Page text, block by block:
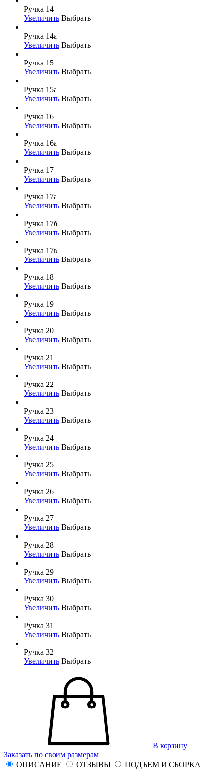
Ручка 14
Увеличить Выбрать
Ручка 14а
Увеличить Выбрать
Ручка 15
Увеличить Выбрать
Ручка 15а
Увеличить Выбрать
Ручка 16
Увеличить Выбрать
Ручка 16а
Увеличить Выбрать
Ручка 17
Увеличить Выбрать
Ручка 17а
Увеличить Выбрать
Ручка 17б
Увеличить Выбрать
Ручка 17в
Увеличить Выбрать
Ручка 18
Увеличить Выбрать
Ручка 19
Увеличить Выбрать
Ручка 20
Увеличить Выбрать
Ручка 21
Увеличить Выбрать
Ручка 22
Увеличить Выбрать
Ручка 23
Увеличить Выбрать
Ручка 24
Увеличить Выбрать
Ручка 25
Увеличить Выбрать
Ручка 26
Увеличить Выбрать
Ручка 27
Увеличить Выбрать
Ручка 28
Увеличить Выбрать
Ручка 29
Увеличить Выбрать
Ручка 30
Увеличить Выбрать
Ручка 31
Увеличить Выбрать
Ручка 32
Увеличить Выбрать
В корзину
Заказать по своим размерам
ОПИСАНИЕ
ОТЗЫВЫ
ПОДЪЕМ И СБОРКА